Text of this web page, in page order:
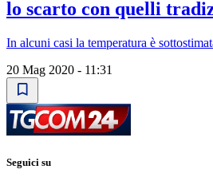
lo scarto con quelli
In alcuni casi la temperatura è
20 Mag 2020 - 11:31
Seguici su